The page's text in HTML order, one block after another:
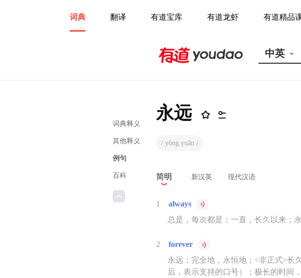
词典 翻译 有道宝库 有道龙虾 有道精品
中英
词典释义
其他释义
例句
百科
永远
/ yǒng yuǎn /
简明 新汉英 现代汉语
1
always
总是，每次都是；一直，长久以来；
2
forever
永远；完全地，永恒地；<非正式>长
后，表示支持的口号）；极长的时间